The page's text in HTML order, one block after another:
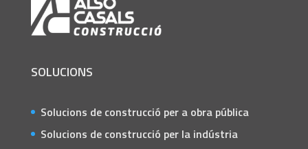
SOLUCIONS
Solucions de construcció per a obra pública
Solucions de construcció per la indústria